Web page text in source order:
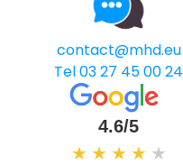
contact@mhd.eu
Tel 03 27 45 00 24
4.6/5
★ ★ ★ ★ ★